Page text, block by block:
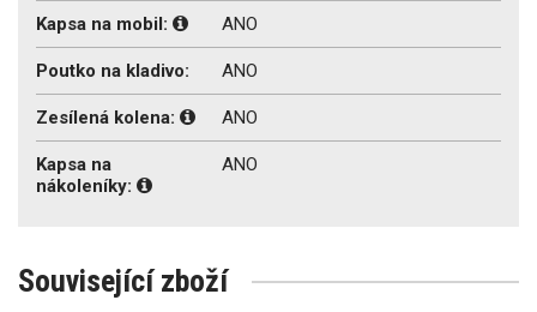
Kapsa na mobil: ANO
Poutko na kladivo: ANO
Zesílená kolena: ANO
Kapsa na
nákoleníky:
ANO
Související zboží